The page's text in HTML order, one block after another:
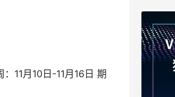
11月10日-11月16日 期